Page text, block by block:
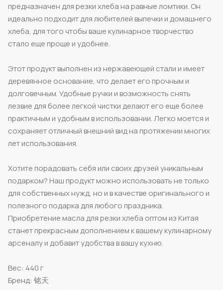
предназначен для резки хлеба на равные ломтики. Он
идеально подходит для любителей выпечки и домашнего
хлеба, для того чтобы ваше кулинарное творчество
стало еще проще и удобнее.
Этот продукт выполнен из нержавеющей стали и имеет
деревянное основание, что делает его прочным и
долговечным. Удобные ручки и возможность снять
лезвие для более легкой чистки делают его еще более
практичным и удобным в использовании. Легко моется и
сохраняет отличный внешний вид на протяжении многих
лет использования.
Хотите порадовать себя или своих друзей уникальным
подарком? Наш продукт можно использовать не только
для собственных нужд, но и в качестве оригинального и
полезного подарка для любого праздника.
Приобретение масла для резки хлеба оптом из Китая
станет прекрасным дополнением к вашему кулинарному
арсеналу и добавит удобства в вашу кухню.
Вес: 440 г
Бренд: 铭天